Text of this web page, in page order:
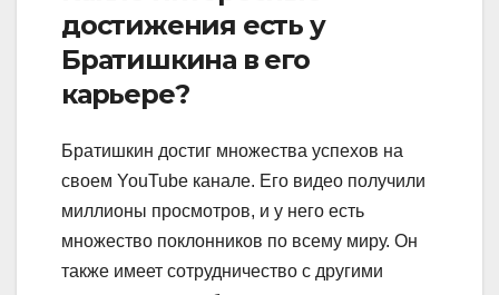
достижения есть у
Братишкина в его
карьере?
Братишкин достиг множества успехов на
своем YouTube канале. Его видео получили
миллионы просмотров, и у него есть
множество поклонников по всему миру. Он
также имеет сотрудничество с другими